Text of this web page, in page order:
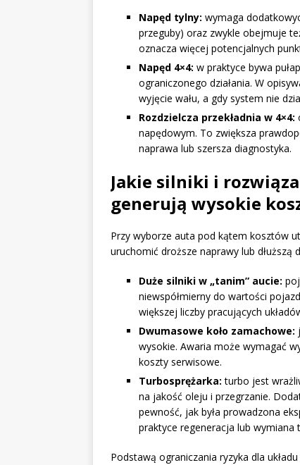
Napęd tylny: wymaga
przeguby) oraz zwykle obejmuje
oznacza więcej potencjalnych
Napęd 4×4: w praktyce bywa
ograniczonego działania. W
wyjęcie wału, a gdy system nie
Rozdzielcza przekładnia w 4×4:
napędowym. To zwiększa
naprawa lub szersza diagnostyka.
Jakie silniki i
generują wysokie
Przy wyborze auta pod kątem kosztów
uruchomić droższe naprawy lub dłuższą
Duże silniki w „tanim” aucie:
niewspółmierny do wartości
większej liczby pracujących
Dwumasowe koło zamachowe:
wysokie. Awaria może wymagać
koszty serwisowe.
Turbosprężarka: turbo jest
na jakość oleju i przegrzanie.
pewność, jak była prowadzona
praktyce regeneracja lub wymiana
Podstawą ograniczania ryzyka dla